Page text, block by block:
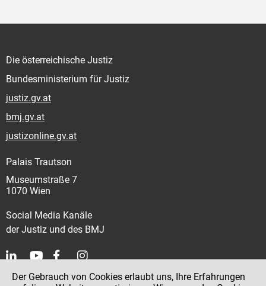
Die österreichische Justiz
Bundesministerium für Justiz
justiz.gv.at
bmj.gv.at
justizonline.gv.at
Palais Trautson
Museumstraße 7
1070 Wien
Social Media Kanäle
der Justiz und des BMJ
Kontakt
Der Gebrauch von Cookies erlaubt uns, Ihre Erfahrungen